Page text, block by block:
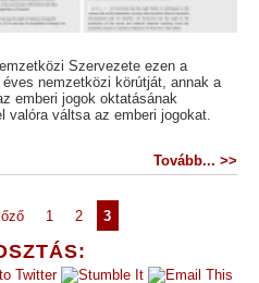
Szervezete ezen a
nemzetközi körútját, annak a
emberi jogok oktatásának
valóra váltsa az emberi jogokat.
Tovább... >>
1 2 3